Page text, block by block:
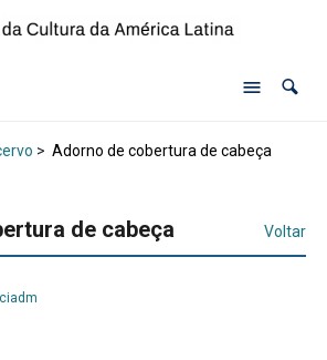
> Adorno de cobertura de cabeça
de cabeça Voltar